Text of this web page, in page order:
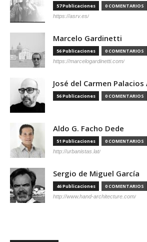
57 Publicaciones 0 COMENTARIOS
https://asrv.es/
Marcelo Gardinetti
56 Publicaciones 0 COMENTARIOS
https://marcelogardinetti.com/
José del Carmen
56 Publicaciones 0 COMENTARIOS
Aldo G. Facho Dede
51 Publicaciones 0 COMENTARIOS
http://urbanistas.lat/
Sergio de Miguel García
46 Publicaciones 0 COMENTARIOS
http://www.hand-architecture.com/